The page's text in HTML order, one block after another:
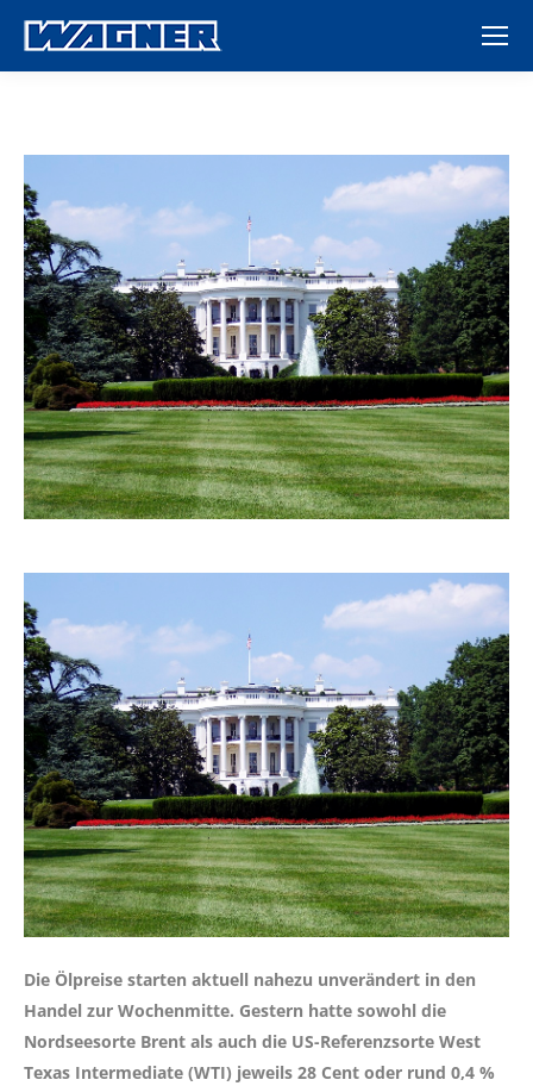
Die Ölpreise starten aktuell nahezu unverändert in den
Handel zur Wochenmitte. Gestern hatte sowohl die
Nordseesorte Brent als auch die US-Referenzsorte West
Texas Intermediate (WTI) jeweils 28 Cent oder rund 0,4 %